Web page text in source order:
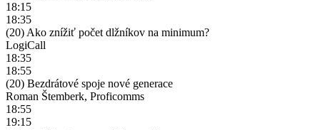
18:15
18:35
(20) Ako znížiť počet dlžníkov na minimum?
LogiCall
18:35
18:55
(20) Bezdrátové spoje nové generace
Roman Štemberk, Proficomms
18:55
19:15